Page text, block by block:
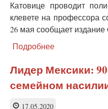
Катовице проводит
клевете на профессора
26 мая сообщает издание
Подробнее
Польше
будут
судить
Лидер Мексики:
семейном
17.05.2020